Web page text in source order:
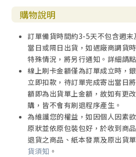
購物說明
訂單備貨時間約3-5天不包含週
當日或隔日出貨，如遇廠商調貨
特殊情況，將另行通知。詳細請
線上刷卡金額僅為訂單成立時，
立即扣款，待訂單完成寄出當日
額即為出貨單上金額，故如有更
購，皆不會有刷退程序產生。
為維護您的權益，如因個人因素
原狀並依原包裝包好，於收到商
退貨之商品、紙本發票及原出貨
貨須知 。